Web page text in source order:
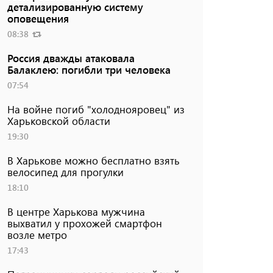
детализированную систему
оповещения
08:38
Россия дважды атаковала
Балаклею: погибли три человека
07:54
На войне погиб "холоднояровец" из
Харьковской области
19:30
В Харькове можно бесплатно взять
велосипед для прогулки
18:10
В центре Харькова мужчина
выхватил у прохожей смартфон
возле метро
17:43